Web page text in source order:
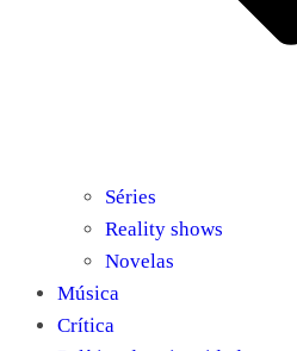
Séries
Reality shows
Novelas
Música
Crítica